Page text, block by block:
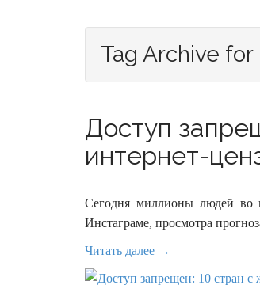
Tag Archive
Доступ
интернет-
Сегодня миллионы людей во
Инстаграме, просмотра
Читать далее →